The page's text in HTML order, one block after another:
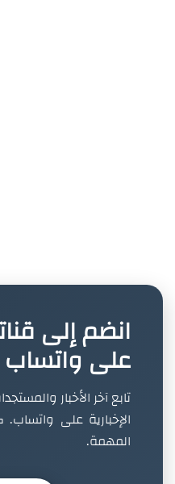
انضم إلى
على واتساب
تابع آخر الأخبار
الإخبارية على
المهمة.